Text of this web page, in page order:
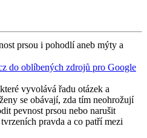
prsou i pohodlí aneb mýty a
do oblíbených zdrojů pro Google
vyvolává řadu otázek a
se obávají, zda tím neohrožují
pevnost prsou nebo narušit
pravda a co patří mezi